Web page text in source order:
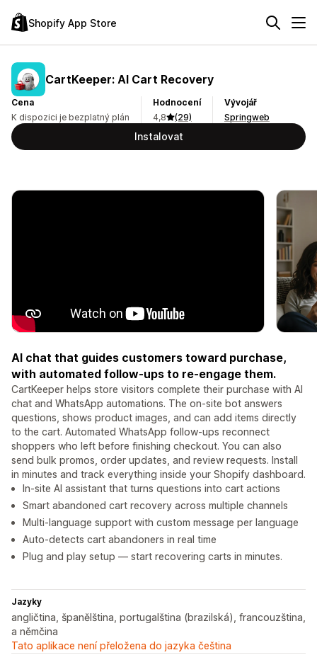
Shopify App Store
CartKeeper: AI Cart Recovery
Cena
K dispozici je bezplatný plán
Hodnocení
4,8
(29)
Vývojář
Springweb
Instalovat
AI chat that guides customers toward purchase,
with automated follow-ups to re-engage them.
CartKeeper helps store visitors complete their purchase with AI
chat and WhatsApp automations. The on-site bot answers
questions, shows product images, and can add items directly
to the cart. Automated WhatsApp follow-ups reconnect
shoppers who left before finishing checkout. You can also
send bulk promos, order updates, and review requests. Install
in minutes and track everything inside your Shopify dashboard.
In-site AI assistant that turns questions into cart actions
Smart abandoned cart recovery across multiple channels
Multi-language support with custom message per language
Auto-detects cart abandoners in real time
Plug and play setup — start recovering carts in minutes.
Jazyky
angličtina, španělština, portugalština (brazilská), francouzština,
a němčina
Tato aplikace není přeložena do jazyka čeština